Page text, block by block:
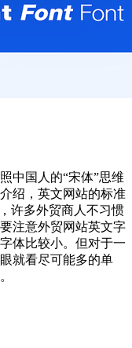
中国人的“宋体”思维
绍，英文网站的标准
许多外贸商人不习惯
注意外贸网站英文字
体比较小。但对于一
就看尽可能多的单